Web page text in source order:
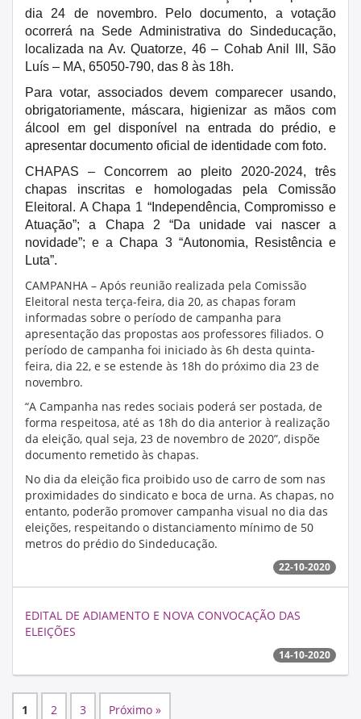
dia 24 de novembro. Pelo documento, a votação
ocorrerá na Sede Administrativa do Sindeducação,
localizada na Av. Quatorze, 46 – Cohab Anil III, São
Luís – MA, 65050-790, das 8 às 18h.
Para votar, associados devem comparecer usando,
obrigatoriamente, máscara, higienizar as mãos com
álcool em gel disponível na entrada do prédio, e
apresentar documento oficial de identidade com foto.
CHAPAS – Concorrem ao pleito 2020-2024, três
chapas inscritas e homologadas pela Comissão
Eleitoral. A Chapa 1 “Independência, Compromisso e
Atuação”; a Chapa 2 “Da unidade vai nascer a
novidade”; e a Chapa 3 “Autonomia, Resistência e
Luta”.
CAMPANHA – Após reunião realizada pela Comissão
Eleitoral nesta terça-feira, dia 20, as chapas foram
informadas sobre o período de campanha para
apresentação das propostas aos professores filiados. O
período de campanha foi iniciado às 6h desta quinta-
feira, dia 22, e se estende às 18h do próximo dia 23 de
novembro.
“A Campanha nas redes sociais poderá ser postada, de
forma respeitosa, até as 18h do dia anterior à realização
da eleição, qual seja, 23 de novembro de 2020”, dispõe
documento remetido às chapas.
No dia da eleição fica proibido uso de carro de som nas
proximidades do sindicato e boca de urna. As chapas, no
entanto, poderão promover campanha visual no dia das
eleições, respeitando o distanciamento mínimo de 50
metros do prédio do Sindeducação.
22-10-2020
EDITAL DE ADIAMENTO E NOVA CONVOCAÇÃO DAS
ELEIÇÕES
14-10-2020
1 2 3 Próximo »